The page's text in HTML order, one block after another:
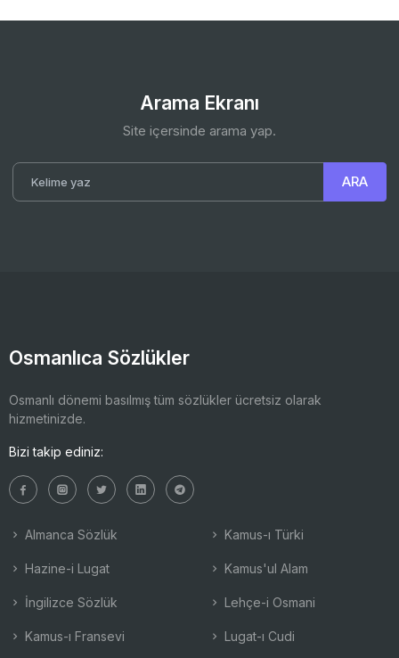
Arama Ekranı
Site içersinde arama yap.
Osmanlıca Sözlükler
Osmanlı dönemi basılmış tüm sözlükler ücretsiz olarak
hizmetinizde.
Bizi takip ediniz:
Almanca Sözlük
Hazine-i Lugat
İngilizce Sözlük
Kamus-ı Fransevi
Kamus-ı Türki
Kamus'ul Alam
Lehçe-i Osmani
Lugat-ı Cudi